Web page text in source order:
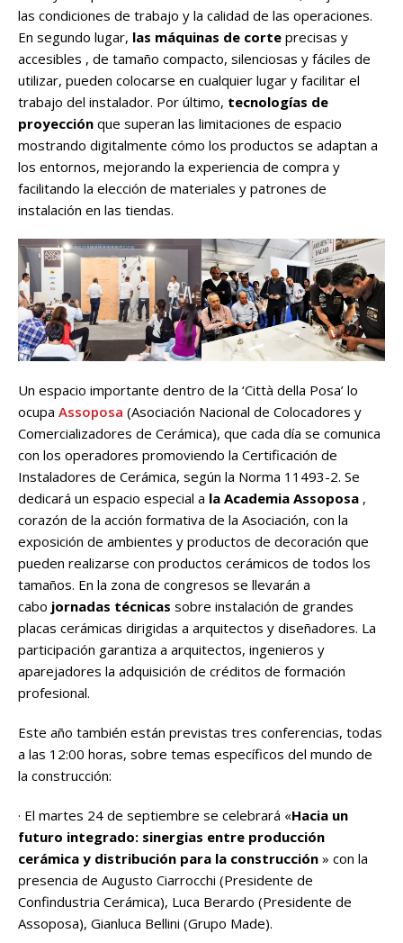
las condiciones de trabajo y la calidad de las operaciones.
En segundo lugar, las máquinas de corte precisas y
accesibles , de tamaño compacto, silenciosas y fáciles de
utilizar, pueden colocarse en cualquier lugar y facilitar el
trabajo del instalador. Por último, tecnologías de
proyección que superan las limitaciones de espacio
mostrando digitalmente cómo los productos se adaptan a
los entornos, mejorando la experiencia de compra y
facilitando la elección de materiales y patrones de
instalación en las tiendas.
Un espacio importante dentro de la ‘Città della Posa’ lo
ocupa Assoposa (Asociación Nacional de Colocadores y
Comercializadores de Cerámica), que cada día se comunica
con los operadores promoviendo la Certificación de
Instaladores de Cerámica, según la Norma 11493-2. Se
dedicará un espacio especial a la Academia Assoposa ,
corazón de la acción formativa de la Asociación, con la
exposición de ambientes y productos de decoración que
pueden realizarse con productos cerámicos de todos los
tamaños. En la zona de congresos se llevarán a
cabo jornadas técnicas sobre instalación de grandes
placas cerámicas dirigidas a arquitectos y diseñadores. La
participación garantiza a arquitectos, ingenieros y
aparejadores la adquisición de créditos de formación
profesional.
Este año también están previstas tres conferencias, todas
a las 12:00 horas, sobre temas específicos del mundo de
la construcción:
· El martes 24 de septiembre se celebrará «Hacia un
futuro integrado: sinergias entre producción
cerámica y distribución para la construcción » con la
presencia de Augusto Ciarrocchi (Presidente de
Confindustria Cerámica), Luca Berardo (Presidente de
Assoposa), Gianluca Bellini (Grupo Made).